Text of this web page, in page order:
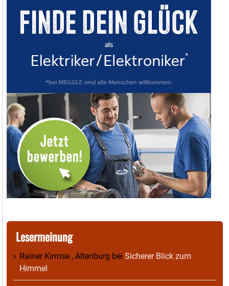
Lesermeinung
Rainer Kirmse , Altenburg bei Sicherer Blick zum
Himmel